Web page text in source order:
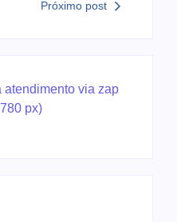
Próximo post